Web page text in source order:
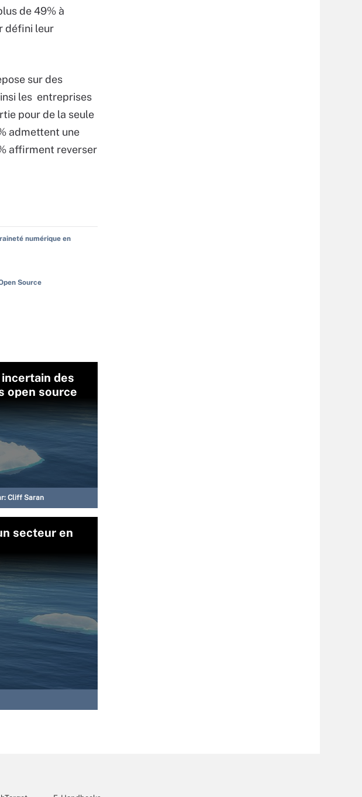
de 49% à
défini leur
sur des
les entreprises
pour de la seule
admettent une
affirment reverser
numérique en
Source
incertain des
open source
Cliff Saran
secteur en